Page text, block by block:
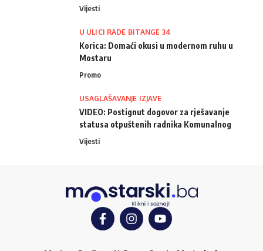
Vijesti
U ULICI RADE BITANGE 34
Korica: Domaći okusi u modernom ruhu u
Mostaru
Promo
USAGLAŠAVANJE IZJAVE
VIDEO: Postignut dogovor za rješavanje
statusa otpuštenih radnika Komunalnog
Vijesti